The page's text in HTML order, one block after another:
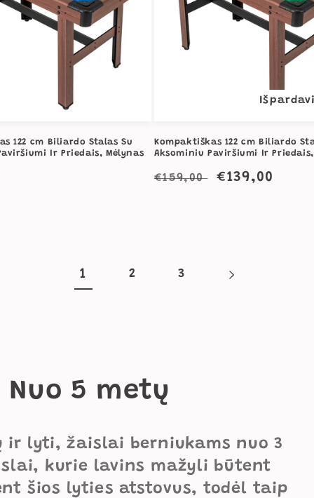
122 cm Biliardo Stalas Su
Ir Priedais, Mėlynas
Kompaktiškas 122 cm Biliardo
Aksominiu Paviršiumi Ir
Įprasta
€159,00
Išpardavimo
€139,00
1 2 3
5 metų
ir lyti, žaislai berniukams nuo 3
kurie lavins mažyli būtent
šios lyties atstovus, todėl taip